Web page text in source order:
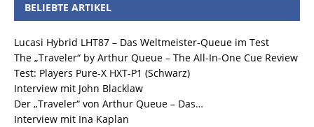
BELIEBTE ARTIKEL
Lucasi Hybrid LHT87 – Das Weltmeister-Queue im Test
The „Traveler“ by Arthur Queue – The All-In-One Cue Review
Test: Players Pure-X HXT-P1 (Schwarz)
Interview mit John Blacklaw
Der „Traveler“ von Arthur Queue – Das…
Interview mit Ina Kaplan